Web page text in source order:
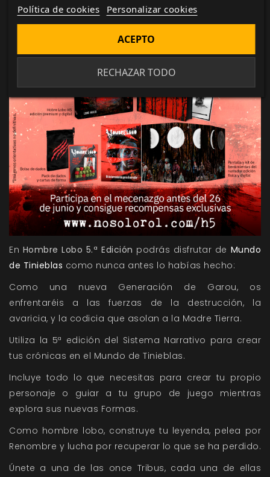
En Hombre Lobo 5.ª Edición podrás disfrutar de Mundo
de Tinieblas como nunca antes lo habías hecho:
Como una nueva Generación de Garou, os
enfrentaréis a las fuerzas de la destrucción, la
avaricia, y la codicia que asolan a la Madre Tierra.
Utiliza la 5ª edición del Sistema Narrativo para crear
tus crónicas en el Mundo de Tinieblas.
Incluye todo lo que necesitas para crear tu propio
personaje o guiar a tu grupo de juego mientras
explora sus nuevas Formas.
Como hombre lobo, construye tu leyenda, pelea por
Renombre y lucha por recuperar lo que se ha perdido.
Únete a una de las once Tribus, cada una de ellas
Política de cookies Personalizar cookies
RECHAZAR TODO
ACEPTO